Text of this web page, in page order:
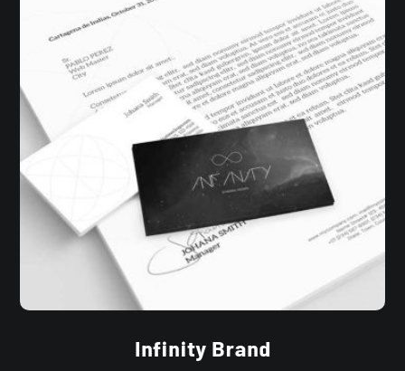
Infinity Brand